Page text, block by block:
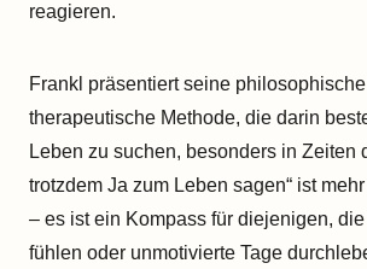
reagieren.
Frankl präsentiert seine
therapeutische Methode, die darin
Leben zu suchen, besonders in Zeiten
trotzdem Ja zum Leben sagen“ ist
– es ist ein Kompass für diejenigen,
fühlen oder unmotivierte Tage